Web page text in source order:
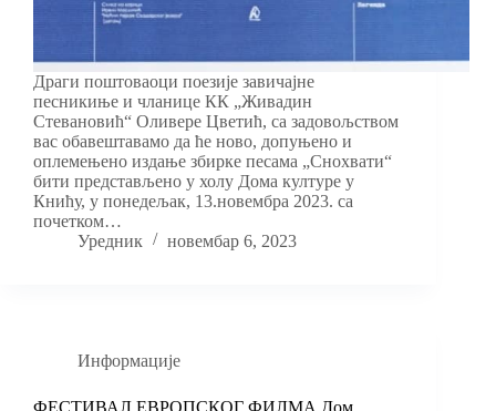
Драги поштоваоци поезије завичајне
песникиње и чланице КК „Живадин
Стевановић“ Оливере Цветић, са задовољством
вас обавештавамо да ће ново, допуњено и
оплемењено издање збирке песама „Снохвати“
бити представљено у холу Дома културе у
Книћу, у понедељак, 13.новембра 2023. са
почетком…
Уредник
новембар 6, 2023
Информације
ФЕСТИВАЛ ЕВРОПСКОГ ФИЛМА Дом